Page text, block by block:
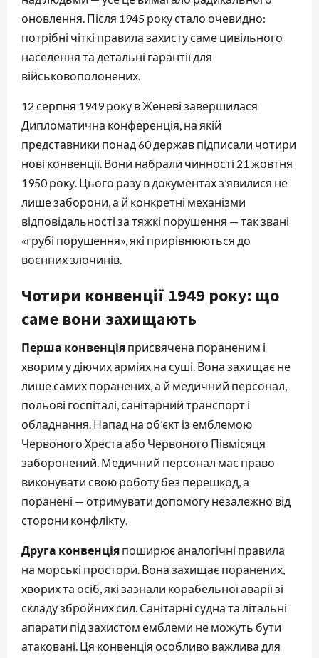
оновлення. Після 1945 року стало очевидно:
потрібні чіткі правила захисту саме цивільного
населення та детальні гарантії для
військовополонених.
12 серпня 1949 року в Женеві завершилася
Дипломатична конференція, на якій
представники понад 60 держав підписали чотири
нові конвенції. Вони набрали чинності 21 жовтня
1950 року. Цього разу в документах з’явилися не
лише заборони, а й конкретні механізми
відповідальності за тяжкі порушення — так звані
«грубі порушення», які прирівнюються до
воєнних злочинів.
Чотири конвенції 1949 року: що
саме вони захищають
Перша конвенція присвячена пораненим і
хворим у діючих арміях на суші. Вона захищає не
лише самих поранених, а й медичний персонал,
польові госпіталі, санітарний транспорт і
обладнання. Напад на об’єкт із емблемою
Червоного Хреста або Червоного Півмісяця
заборонений. Медичний персонал має право
виконувати свою роботу без перешкод, а
поранені — отримувати допомогу незалежно від
сторони конфлікту.
Друга конвенція поширює аналогічні правила
на морські простори. Вона захищає поранених,
хворих та осіб, які зазнали корабельної аварії зі
складу збройних сил. Санітарні судна та літальні
апарати під захистом емблеми не можуть бути
атаковані. Ця конвенція особливо важлива для